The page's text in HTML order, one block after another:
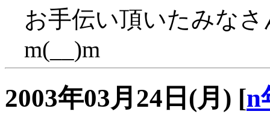
お手伝い頂いたみな
m(__)m
2003年03月24日(月) [n